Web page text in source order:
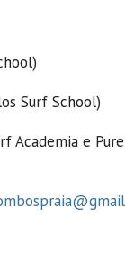
Surf School)
Academia e